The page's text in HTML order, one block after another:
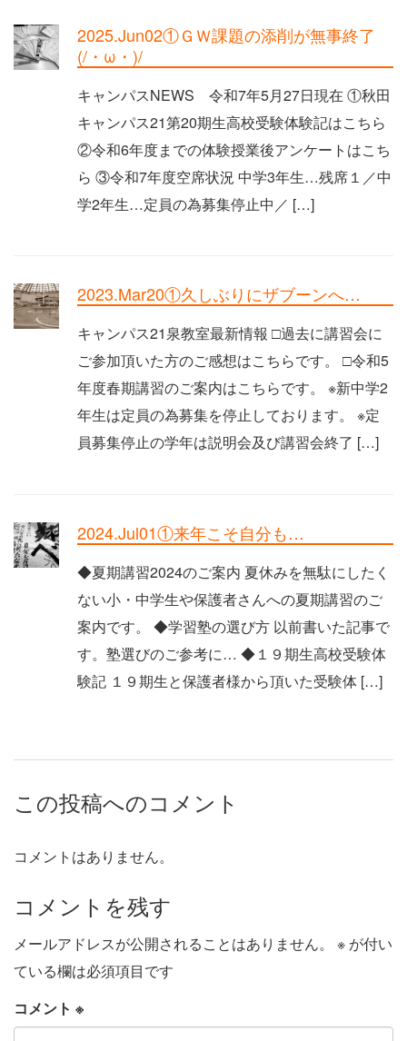
2025.Jun02①ＧＷ課題の添削が無事終了
(/・ω・)/
キャンパスNEWS 令和7年5月27日現在 ①秋田
キャンパス21第20期生高校受験体験記はこちら
②令和6年度までの体験授業後アンケートはこち
ら ③令和7年度空席状況 中学3年生…残席１／中
学2年生…定員の為募集停止中／ […]
2023.Mar20①久しぶりにザブーンへ…
キャンパス21泉教室最新情報 □過去に講習会に
ご参加頂いた方のご感想はこちらです。 □令和5
年度春期講習のご案内はこちらです。 ※新中学2
年生は定員の為募集を停止しております。 ※定
員募集停止の学年は説明会及び講習会終了 […]
2024.Jul01①来年こそ自分も…
◆夏期講習2024のご案内 夏休みを無駄にしたく
ない小・中学生や保護者さんへの夏期講習のご
案内です。 ◆学習塾の選び方 以前書いた記事で
す。塾選びのご参考に… ◆１９期生高校受験体
験記 １９期生と保護者様から頂いた受験体 […]
この投稿へのコメント
コメントはありません。
コメントを残す
メールアドレスが公開されることはありません。 ※ が付い
ている欄は必須項目です
コメント ※